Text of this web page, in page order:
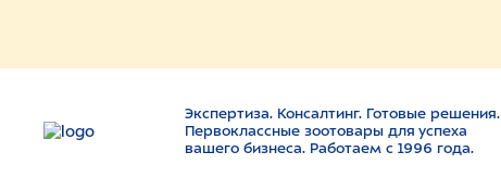
Экспертиза. Консалтинг. Готовые решения.
Первоклассные зоотовары для успеха
вашего бизнеса. Работаем с 1996 года.